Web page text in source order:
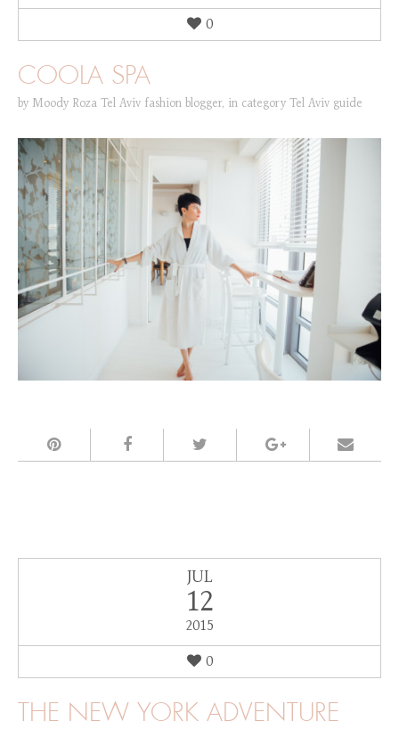
0
COOLA SPA
by Moody Roza Tel Aviv fashion blogger, in category Tel Aviv guide
JUL
12
2015
0
THE NEW YORK ADVENTURE